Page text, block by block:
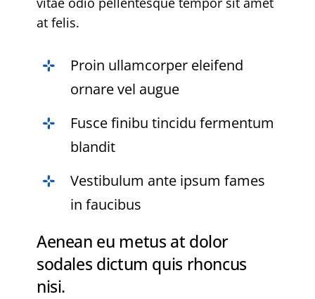
at felis.
Proin ullamcorper eleifend
ornare vel augue
Fusce finibu tincidu fermentum
blandit
Vestibulum ante ipsum fames
in faucibus
Aenean eu metus at dolor
sodales dictum quis rhoncus
nisi.